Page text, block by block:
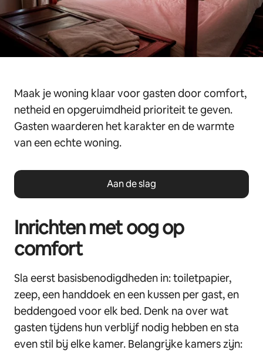
Maak je woning klaar voor gasten door comfort,
netheid en opgeruimdheid prioriteit te geven.
Gasten waarderen het karakter en de warmte
van een echte woning.
Aan de slag
Inrichten met oog op
comfort
Sla eerst basisbenodigdheden in: toiletpapier,
zeep, een handdoek en een kussen per gast, en
beddengoed voor elk bed. Denk na over wat
gasten tijdens hun verblijf nodig hebben en sta
even stil bij elke kamer. Belangrijke kamers zijn: